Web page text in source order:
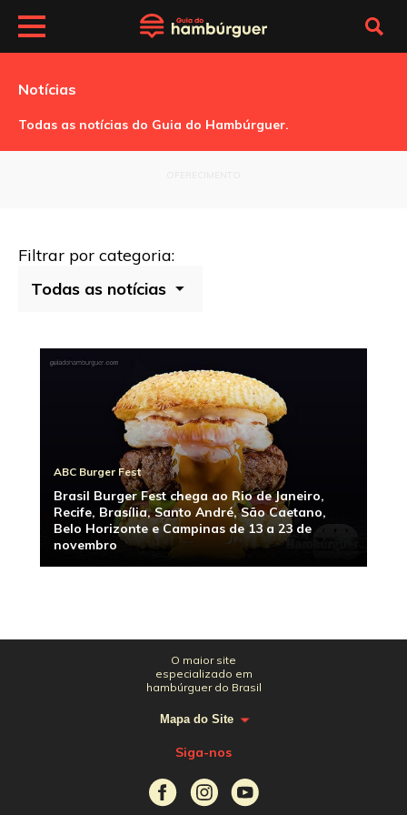
Notícias
Todas as notícias do Guia do Hambúrguer.
Filtrar por categoria:
ABC Burger Fest
Brasil Burger Fest chega ao Rio de Janeiro,
Recife, Brasília, Santo André, São Caetano,
Belo Horizonte e Campinas de 13 a 23 de
novembro
O maior site
especializado em
hambúrguer do Brasil
Mapa do Site
Siga-nos